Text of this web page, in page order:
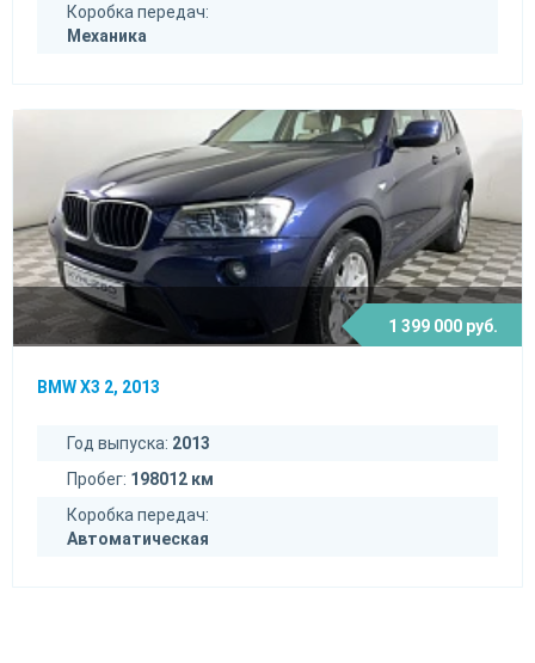
Коробка передач:
Механика
1 399 000 руб.
BMW X3 2, 2013
Год выпуска: 2013
Пробег: 198012 км
Коробка передач:
Автоматическая